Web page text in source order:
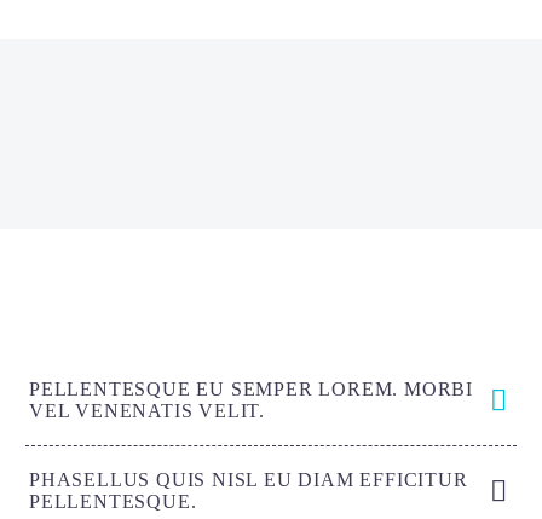
PELLENTESQUE EU SEMPER LOREM. MORBI
VEL VENENATIS VELIT.
PHASELLUS QUIS NISL EU DIAM EFFICITUR
PELLENTESQUE.